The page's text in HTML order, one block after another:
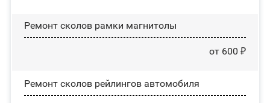
Ремонт сколов рамки магнитолы
от 600 ₽
Ремонт сколов рейлингов автомобиля